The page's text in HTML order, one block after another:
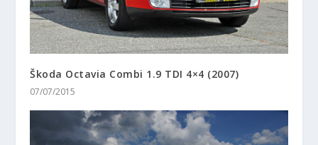
Škoda Octavia Combi 1.9 TDI 4×4 (2007)
07/07/2015